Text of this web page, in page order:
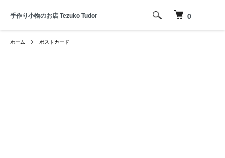
手作り小物のお店 Tezuko Tudor 0
ホーム ポストカード